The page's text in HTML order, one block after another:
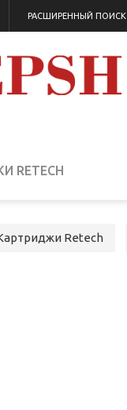
РАСШИРЕННЫЙ ПОИСК
RETECH
Retech